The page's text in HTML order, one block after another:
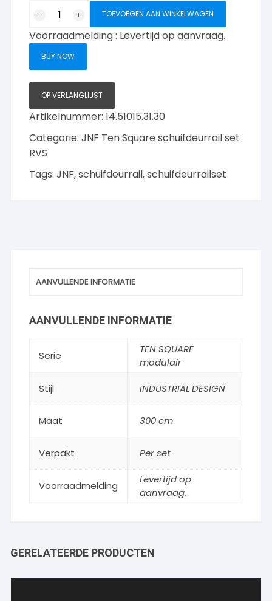
Squareschuifdeurrailset
300cm
aantal
TOEVOEGEN AAN WINKELWAGEN
Voorraadmelding : Levertijd op aanvraag.
BUY NOW
OP VERLANGLIJST
Artikelnummer:14.51015.31.30
Categorie:JNF Ten Square schuifdeurrail set
RVS
Tags:JNF,schuifdeurrail,schuifdeurrailset
AANVULLENDE INFORMATIE
AANVULLENDE INFORMATIE
Serie
TEN SQUARE
modulair
Stijl INDUSTRIAL DESIGN
Maat 300 cm
Verpakt Per set
Voorraadmelding
Levertijd op
aanvraag.
GERELATEERDE PRODUCTEN